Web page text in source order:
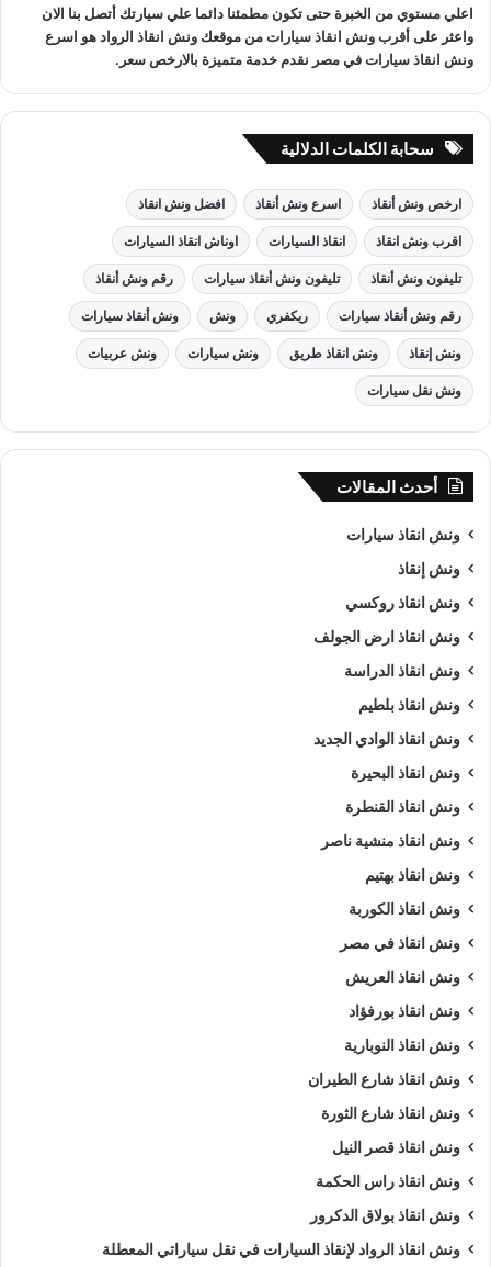
الساعة و فريق سائقين و وناشين قادرين على التعامل مع كافة
مواقف سيارتكسحب سياراتأورفع سيارات أوإنقاذ سياراتاذا
كان عطل او حادثونش انقاذ سيارات الرواد نحنأسرع ونش انقاذ
مما يجعل خدمةانقاذ السياراتسهل على عملائنا.
ونش انقاذ في الاسماعيلية
من اهم اسباب نجاح شركة الرواد لـرفع و
الكبيرة في استغلال الوقت وتقديم خدمة
عالية باقل سعر وأن نصبح من
ونش انقاذ سياراتو
جميع المحافظات كما ننافس الشركات الاخري في مصر كما نسعى
إنقاذ السيارات.
ويمكنك ايضا طلب
اذا كنت تمتلك سيارة وتعطلت بك في الاسماعيلية وتبحث عن
ونش انقاذ, لا داعي للقلق والبحث الكثير ,
اسرع ونش انقاذ سيارات في الاسماعيلية
سيارات في الاسماعيليةلأنقاذك متوفر لدينا
متعددة مثل (ونش انقاذ سيارات
ونش نقل كرفانات ,
طلبونش انقاذ سيارات
طلبونش انقاذ سياراتلنفخ أطارات السيارة.
اعلي مستوي من الخبرة حتى تكون مطمئنا دائما علي سيارتك أتصل بنا الان
واعثر علىأقرب ونش انقاذ سياراتمن موقعك ونش انقاذ الرواد هو اسرع
ونش انقاذ سياراتفي مصر نقدم خدمة متميزة بالارخص سعر.
سحابة الكلمات الدلالية
ارخص ونش أنقاذ اسرع ونش أنقاذ افضل ونش انقاذ
اقرب ونش انقاذ انقاذ السيارات اوناش انقاذ السيارات
تليفون ونش أنقاذ تليفون ونش أنقاذ سيارات رقم ونش أنقاذ
رقم ونش أنقاذ سيارات ريكفري ونش ونش أنقاذ سيارات
ونش إنقاذ ونش انقاذ طريق ونش سيارات ونش عربيات
ونش نقل سيارات
أحدث المقالات
ونش انقاذ سيارات
ونش إنقاذ
ونش انقاذ روكسي
ونش انقاذ ارض الجولف
ونش انقاذ الدراسة
ونش انقاذ بلطيم
ونش انقاذ الوادي الجديد
ونش انقاذ البحيرة
ونش انقاذ القنطرة
ونش انقاذ منشية ناصر
ونش انقاذ بهتيم
ونش انقاذ الكوربة
ونش انقاذ في مصر
ونش انقاذ العريش
ونش انقاذ بورفؤاد
ونش انقاذ النوبارية
ونش انقاذ شارع الطيران
ونش انقاذ شارع الثورة
ونش انقاذ قصر النيل
ونش انقاذ راس الحكمة
ونش انقاذ بولاق الدكرور
ونش انقاذ الرواد لإنقاذ السيارات في نقل سياراتي المعطلة